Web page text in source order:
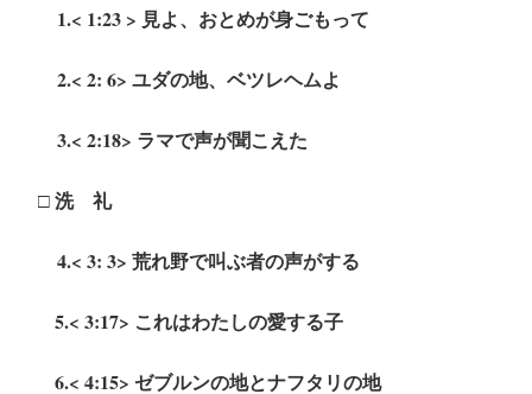
1.< 1:23 > 見よ、おとめが身ごもって
2.< 2: 6> ユダの地、ベツレヘムよ
3.< 2:18> ラマで声が聞こえた
□ 洗 礼
4.< 3: 3> 荒れ野で叫ぶ者の声がする
5.< 3:17> これはわたしの愛する子
6.< 4:15> ゼブルンの地とナフタリの地